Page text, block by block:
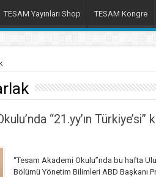
TESAM Yayınları Shop TESAM Kongre
“21.yy’ın Türkiye’si”
“Tesam Akademi Okulu”nda bu hafta
Bölümü Yönetim Bilimleri ABD Başkanı